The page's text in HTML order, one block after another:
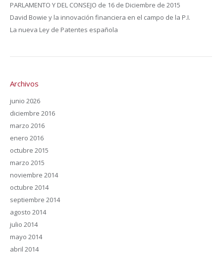
PARLAMENTO Y DEL CONSEJO de 16 de Diciembre de 2015
David Bowie y la innovación financiera en el campo de la P.I.
La nueva Ley de Patentes española
Archivos
junio 2026
diciembre 2016
marzo 2016
enero 2016
octubre 2015
marzo 2015
noviembre 2014
octubre 2014
septiembre 2014
agosto 2014
julio 2014
mayo 2014
abril 2014